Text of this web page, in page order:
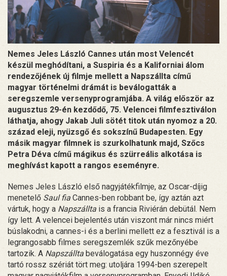
Nemes Jeles László Cannes után most Velencét
készül meghódítani, a Suspiria és a Kaliforniai álom
rendezőjének új filmje mellett a Napszállta című
magyar történelmi drámát is beválogatták a
seregszemle versenyprogramjába. A világ először az
augusztus 29-én kezdődő, 75. Velencei filmfesztiválon
láthatja, ahogy Jakab Juli sötét titok után nyomoz a 20.
század eleji, nyüzsgő és sokszínű Budapesten. Egy
másik magyar filmnek is szurkolhatunk majd, Szőcs
Petra Déva című mágikus és szürreális alkotása is
meghívást kapott a rangos eseményre.
Nemes Jeles László első nagyjátékfilmje, az Oscar-díjig
menetelő Saul fia Cannes-ben robbant be, így aztán azt
vártuk, hogy a Napszállta is a francia Riviérán debütál. Nem
így lett. A velencei bejelentés után viszont már nincs miért
búslakodni, a cannes-i és a berlini mellett ez a fesztivál is a
legrangosabb filmes seregszemlék szűk mezőnyébe
tartozik. A Napszállta beválogatása egy huszonnégy éve
tartó rossz szériát tört meg: utoljára 1994-ben szerepelt